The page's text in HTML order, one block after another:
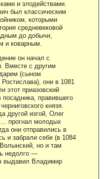
и злодействами.
был классическим
которыми
средневековой
до добычи,
и коварным.
он начал с
Вместе с другим
(сыном
Ростислава), они в 1081
этот приазовский
посадника, правившего
князя.
другой изгой, Олег
прогнал молодых
они отправились в
и забрали себе (в 1084
но и там
недолго —
выдавил Владимир